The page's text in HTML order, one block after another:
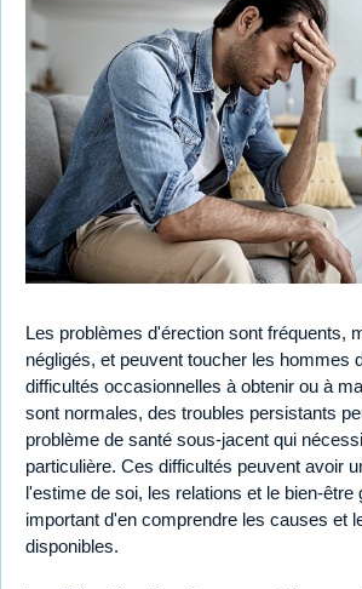
Les problèmes d'érection sont fréquents,
négligés, et peuvent toucher les hommes
difficultés occasionnelles à obtenir ou à
sont normales, des troubles persistants
problème de santé sous-jacent qui
particulière. Ces difficultés peuvent avoir
l'estime de soi, les relations et le bien-être
important d'en comprendre les causes et
disponibles.